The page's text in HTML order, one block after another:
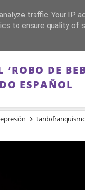
GUERRA DE ESPAÑA
DE
ESPAÑOL
tardofranquismo
traffic. Your IP
to ensure quality of